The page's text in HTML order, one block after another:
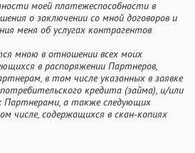
моей платежеспособности в
о заключении со мной договоров и
меня об услугах контрагентов
мною в отношении всех моих
в распоряжении Партнеров,
в том числе указанных в заявке
кредита (займа), и/или
Партнерами, а также следующих
числе, содержащихся в скан-копиях